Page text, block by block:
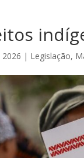
2026 | Legislação,